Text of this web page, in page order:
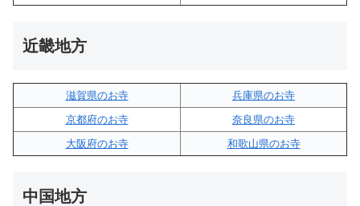
近畿地方
滋賀県のお寺
兵庫県のお寺
京都府のお寺
奈良県のお寺
大阪府のお寺
和歌山県のお寺
中国地方